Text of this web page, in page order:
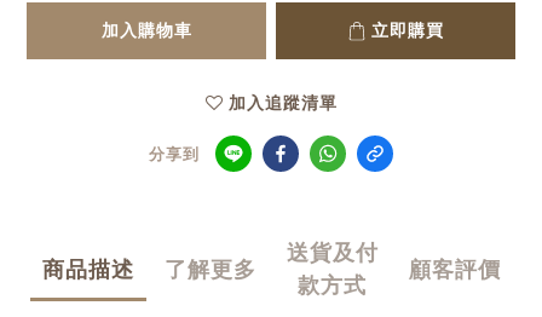
加入購物車 立即購買
加入追蹤清單
分享到
商品描述 了解更多
送貨及付
款方式
顧客評價